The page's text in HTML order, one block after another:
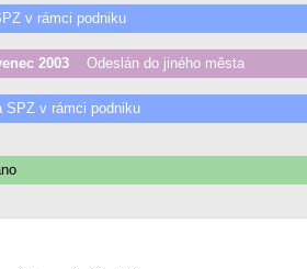
v rámci podniku
2003 Odeslán do jiného města
v rámci podniku